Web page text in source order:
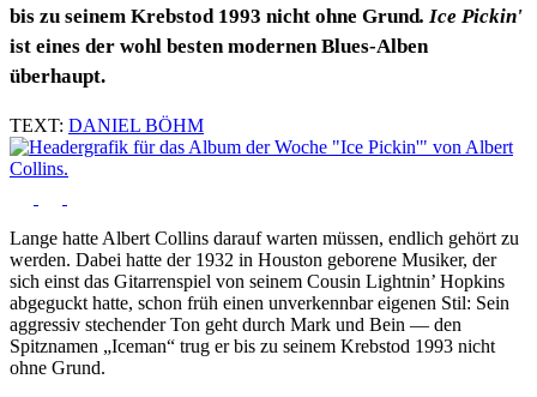
bis zu seinem Krebstod 1993 nicht ohne Grund. Ice Pickin'
ist eines der wohl besten modernen Blues-Alben
überhaupt.
TEXT: DANIEL BÖHM
Lange hatte Albert Collins darauf warten müssen, endlich gehört zu
werden. Dabei hatte der 1932 in Houston geborene Musiker, der
sich einst das Gitarrenspiel von seinem Cousin Lightnin’ Hopkins
abgeguckt hatte, schon früh einen unverkennbar eigenen Stil: Sein
aggressiv stechender Ton geht durch Mark und Bein — den
Spitznamen „Iceman“ trug er bis zu seinem Krebstod 1993 nicht
ohne Grund.